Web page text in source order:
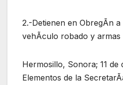
2.-Detienen en ObregÃn
vehÃculo robado y armas
Hermosillo, Sonora; 11 de
Elementos de la